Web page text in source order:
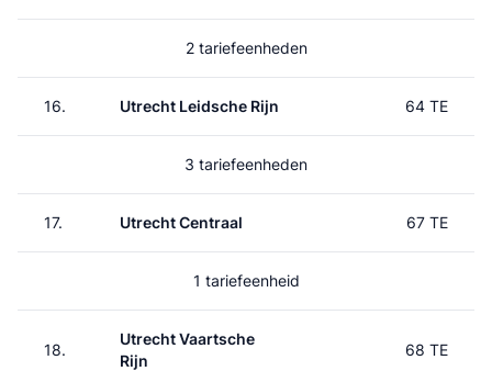
2 tariefeenheden
16. Utrecht Leidsche Rijn 64 TE
3 tariefeenheden
17. Utrecht Centraal 67 TE
1 tariefeenheid
18.
Utrecht Vaartsche
Rijn
68 TE